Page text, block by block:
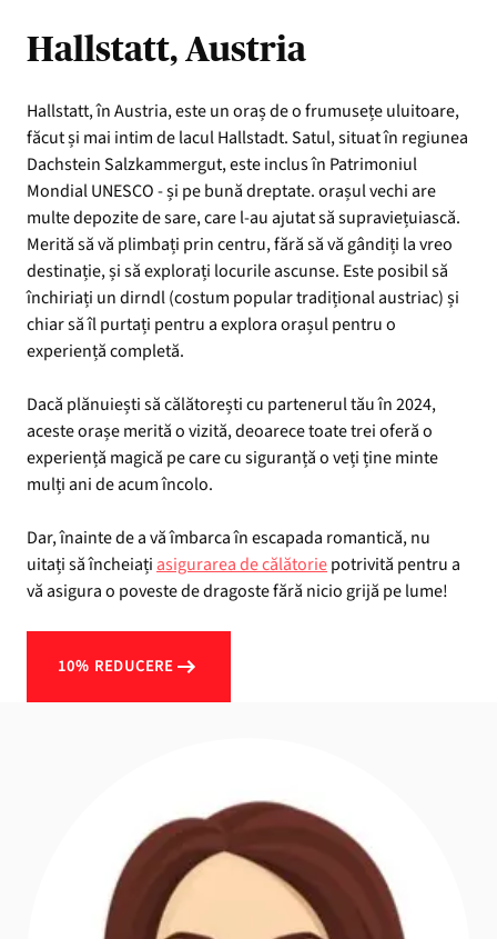
Hallstatt, Austria
Hallstatt, în Austria, este un oraș de o frumusețe uluitoare,
făcut și mai intim de lacul Hallstadt. Satul, situat în regiunea
Dachstein Salzkammergut, este inclus în Patrimoniul
Mondial UNESCO - și pe bună dreptate. orașul vechi are
multe depozite de sare, care l-au ajutat să supraviețuiască.
Merită să vă plimbați prin centru, fără să vă gândiți la vreo
destinație, și să explorați locurile ascunse. Este posibil să
închiriați un dirndl (costum popular tradițional austriac) și
chiar să îl purtați pentru a explora orașul pentru o
experiență completă.
Dacă plănuiești să călătorești cu partenerul tău în 2024,
aceste orașe merită o vizită, deoarece toate trei oferă o
experiență magică pe care cu siguranță o veți ține minte
mulți ani de acum încolo.
Dar, înainte de a vă îmbarca în escapada romantică, nu
uitați să încheiați asigurarea de călătoriepotrivită pentru a
vă asigura o poveste de dragoste fără nicio grijă pe lume!
10% REDUCERE